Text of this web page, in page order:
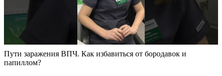
Пути заражения ВПЧ. Как избавиться от бородавок и
папиллом?